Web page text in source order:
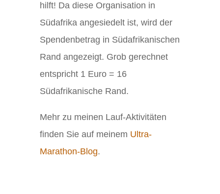
hilft! Da diese Organisation in
Südafrika angesiedelt ist, wird der
Spendenbetrag in Südafrikanischen
Rand angezeigt. Grob gerechnet
entspricht 1 Euro = 16
Südafrikanische Rand.
Mehr zu meinen Lauf-Aktivitäten
finden Sie auf meinem Ultra-
Marathon-Blog.